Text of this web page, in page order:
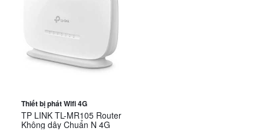
Thiết bị phát Wifi 4G
TP LINK TL-MR105 Router
Không dây Chuẩn N 4G